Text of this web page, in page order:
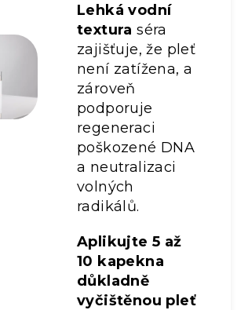
Lehká vodní
textura séra
zajišťuje, že pleť
není zatížena, a
zároveň
podporuje
regeneraci
poškozené DNA
a neutralizaci
volných
radikálů.
Aplikujte 5 až
10 kapekna
důkladně
vyčištěnou pleť